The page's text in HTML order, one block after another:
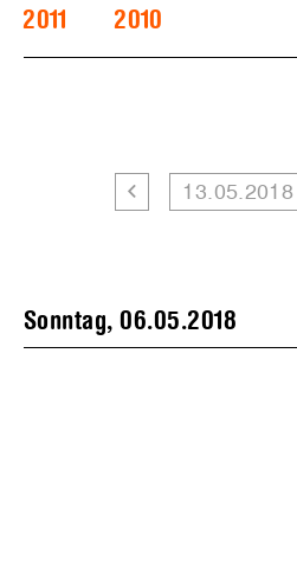
2011
2010
13.05.2018
Sonntag, 06.05.2018